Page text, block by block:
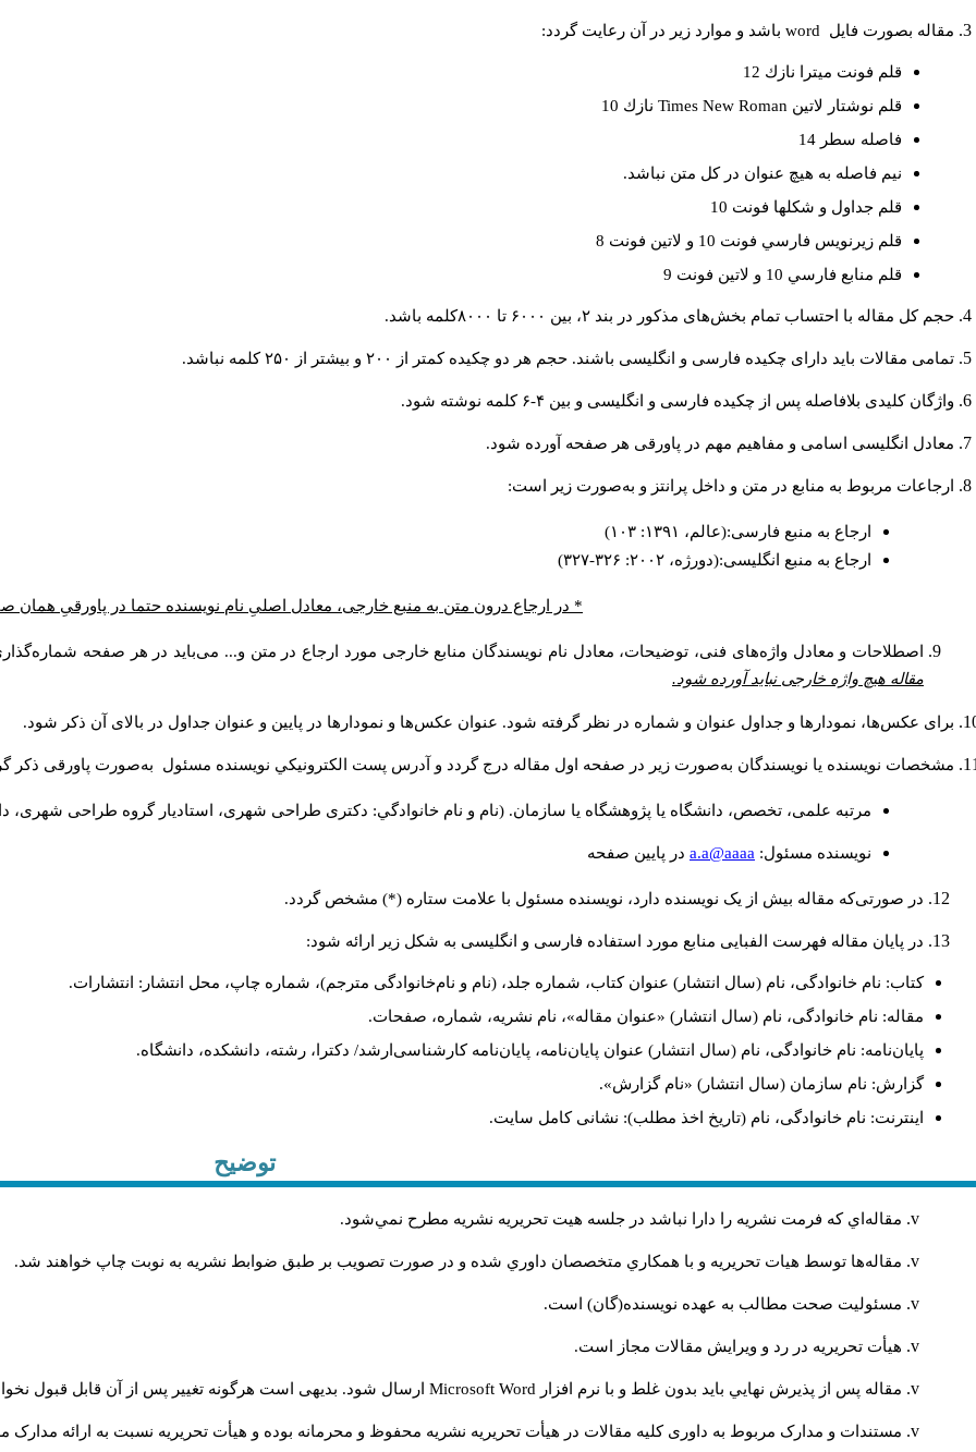
مقاله بصورت فايل word باشد و موارد زير در آن رعايت گردد:
قلم فونت ميترا نازك 12
قلم نوشتار لاتين Times New Roman نازك 10
فاصله سطر 14
نيم فاصله به هيچ عنوان در كل متن نباشد.
قلم جداول و شكلها فونت 10
قلم زيرنويس فارسي فونت 10 و لاتين فونت 8
قلم منابع فارسي 10 و لاتين فونت 9
حجم کل مقاله با احتساب تمام بخش‌های مذکور در بند ۲، بین ۶۰۰۰ تا ۸۰۰۰کلمه باشد.
تمامی مقالات باید دارای چکیده فارسی و انگلیسی باشند. حجم هر دو چکیده کمتر از ۲۰۰ و بیشتر از ۲۵۰ کلمه نباشد.
واژگان کلیدی بلافاصله پس از چکیده فارسی و انگلیسی و بین ۴-۶ کلمه نوشته شود.
معادل انگلیسی اسامی و مفاهیم مهم در پاورقی هر صفحه آورده شود.
ارجاعات مربوط به منابع در متن و داخل پرانتز و به‌صورت زیر است:
ارجاع به منبع فارسی:(عالم، ۱۳۹۱: ۱۰۳)
ارجاع به منبع انگلیسی:(دورژه، ۲۰۰۲: ۳۲۶-۳۲۷)
* در ارجاع درون متن به منبع خارجی، معادل اصلیِ نام نویسنده حتما در پاورقیِ همان
اصطلاحات و معادل واژه‌های فنی، توضیحات، معادل نام نویسندگان منابع خارجی مورد ارجاع در متن و... می‌باید در هر صفحه
مقاله هیچ واژه خارجی نباید آورده شود.
برای عکس‌ها، نمودارها و جداول عنوان و شماره در نظر گرفته شود. عنوان عکس‌ها و نمودارها در پایین و عنوان جداول در بالای آن ذکر شود.
مشخصات نویسنده یا نویسندگان به‌صورت زیر در صفحه اول مقاله درج گردد و آدرس پست الكترونيكي نويسنده مسئول به‌صورت پاورقی ذکر
مرتبه علمی، تخصص، دانشگاه یا پژوهشگاه یا سازمان. (نام و نام خانوادگي: دکتری طراحی شهری، استادیار گروه طراحی شهری،
نويسنده مسئول: a.a@aaaa در پايين صفحه
در صورتی‌که مقاله بیش از یک نویسنده دارد، نویسنده مسئول با علامت ستاره (*) مشخص گردد.
در پایان مقاله فهرست الفبایی منابع مورد استفاده فارسی و انگلیسی به شکل زیر ارائه شود:
کتاب: نام خانوادگی، نام (سال انتشار) عنوان کتاب، شماره جلد، (نام و نام‌خانوادگی مترجم)، شماره چاپ، محل انتشار: انتشارات.
مقاله: نام خانوادگی، نام (سال انتشار) «عنوان مقاله»، نام نشریه، شماره، صفحات.
پایان‌نامه: نام خانوادگی، نام (سال انتشار) عنوان پایان‌نامه، پایان‌نامه کارشناسی‌ارشد/ دکترا، رشته، دانشکده، دانشگاه.
گزارش: نام سازمان (سال انتشار) «نام گزارش».
اینترنت: نام خانوادگی، نام (تاریخ اخذ مطلب): نشانی کامل سایت.
توضیح
مقاله‌اي كه فرمت نشريه را دارا نباشد در جلسه هيت تحريريه نشريه مطرح نمي‌شود.
مقاله‌ها توسط هیات تحريريه و با همکاري متخصصان داوري شده و در صورت تصويب بر طبق ضوابط نشريه به نوبت چاپ خواهند شد.
مسئوليت صحت مطالب به عهده نويسنده(گان) است.
هيأت تحريريه در رد و ويرايش مقالات مجاز است.
مقاله پس از پذيرش نهايي باید بدون غلط و با نرم افزار Microsoft Word ارسال شود. بدیهی است هرگونه تغییر پس از آن قابل قبول
مستندات و مدارک مربوط به داوری کلیه مقالات در هیأت تحریریه نشریه محفوظ و محرمانه بوده و هیأت تحریریه نسبت به ارائه مدارک